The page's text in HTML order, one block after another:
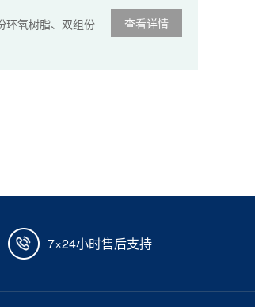
查看详情
环氧树脂、双组份
7×24小时售后支持